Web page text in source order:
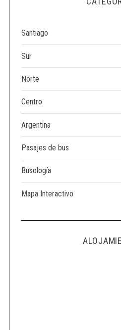
Santiago
Sur
Norte
Centro
Argentina
Pasajes de bus
Busología
Mapa Interactivo
c
h
o
: